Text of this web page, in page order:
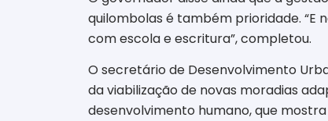
quilombolas é também prioridade. “E
com escola e escritura”, completou.
O secretário de Desenvolvimento
da viabilização de novas moradias
desenvolvimento humano, que